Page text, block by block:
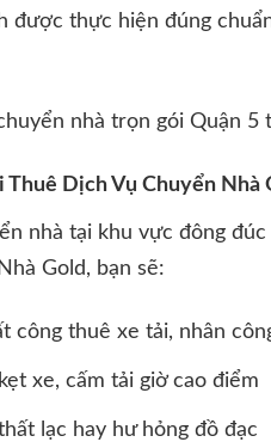
được thực hiện đúng
Dịch Vụ Chuyển Nhà
nhà tại khu vực đông
Gold, bạn sẽ:
công thuê xe tải, nhân
xe, cấm tải giờ cao điểm
lạc hay hư hỏng đồ đạc